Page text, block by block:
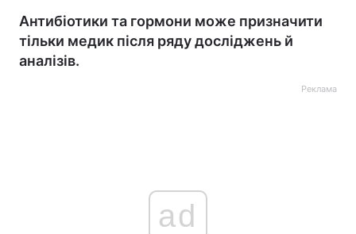
Антибіотики та гормони може призначити
тільки медик після ряду досліджень й
аналізів.
Реклама
ad